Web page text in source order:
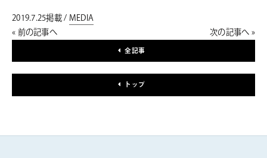
2019.7.25掲載 / MEDIA
« 前の記事へ
次の記事へ »
全記事
トップ